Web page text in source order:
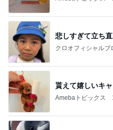
悲しすぎて立ち直
クロオフィシャル
貰えて嬉しいキ
Amebaトピックス